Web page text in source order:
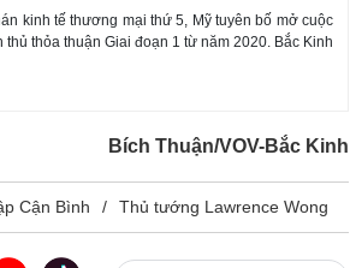
kinh tế thương mại thứ 5, Mỹ tuyên bố mở cuộc
thỏa thuận Giai đoạn 1 từ năm 2020. Bắc Kinh
Bích Thuận/VOV-Bắc Kinh
Cận Bình Thủ tướng Lawrence Wong